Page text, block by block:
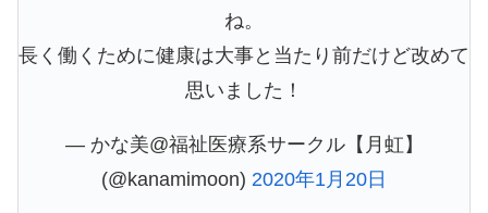
ね。
長く働くために健康は大事と当たり前だけど改めて
思いました！
— かな美@福祉医療系サークル【月虹】
(@kanamimoon) 2020年1月20日